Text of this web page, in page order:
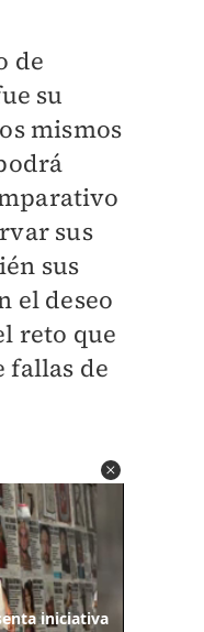
de
su
mismos
sus
sus
el deseo
reto que
fallas de